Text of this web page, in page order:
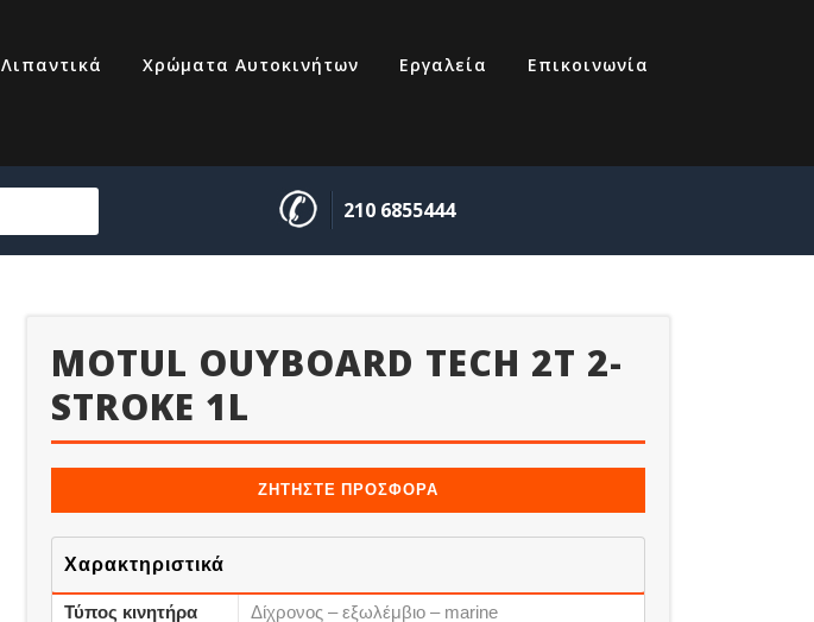
Λιπαντικά Χρώματα Αυτοκινήτων Εργαλεία Επικοινωνία
210 6855444
210 6855444
6932000777
MOTUL OUYBOARD TECH 2T 2-
STROKE 1L
ΖΗΤΗΣΤΕ ΠΡΟΣΦΟΡΑ
Χαρακτηριστικά
Τύπος κινητήρα
Δίχρονος – εξωλέμβιο – marine